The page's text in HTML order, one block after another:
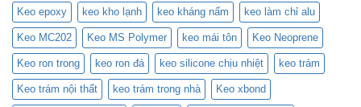
Keo epoxy keo kho lạnh keo kháng nấm keo làm chỉ alu
Keo MC202 Keo MS Polymer keo mái tôn Keo Neoprene
Keo ron trong keo ron đá keo silicone chịu nhiệt keo trám
Keo trám nội thất keo trám trong nhà Keo xbond